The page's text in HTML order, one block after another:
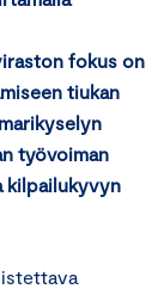
fokus on
tiukan
työvoiman
kilpailukyvyn